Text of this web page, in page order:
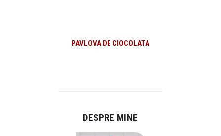
PAVLOVA DE CIOCOLATA
DESPRE MINE